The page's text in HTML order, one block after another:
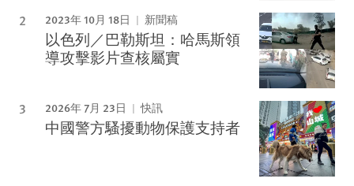
2023年 10月 18日 新聞稿
以色列／巴勒斯坦：哈馬斯領
導攻擊影片查核屬實
2026年 7月 23日 快訊
中國警方騷擾動物保護支持者